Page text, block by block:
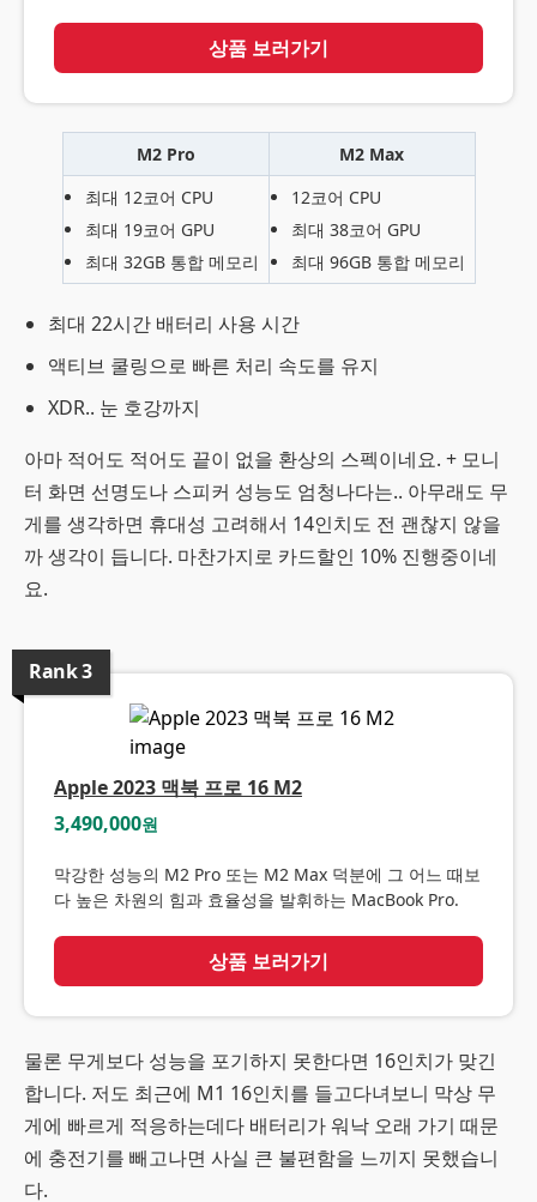
상품 보러가기
M2 Pro
M2 Max
최대 12코어 CPU
최대 19코어 GPU
최대 32GB 통합 메모리
12코어 CPU
최대 38코어 GPU
최대 96GB 통합 메모리
최대 22시간 배터리 사용 시간
액티브 쿨링으로 빠른 처리 속도를 유지
XDR.. 눈 호강까지
아마 적어도 적어도 끝이 없을 환상의 스펙이네요. + 모니
터 화면 선명도나 스피커 성능도 엄청나다는.. 아무래도 무
게를 생각하면 휴대성 고려해서 14인치도 전 괜찮지 않을
까 생각이 듭니다. 마찬가지로 카드할인 10% 진행중이네
요.
Rank3
Apple 2023 맥북 프로 16 M2
3,490,000원
막강한 성능의 M2 Pro 또는 M2 Max 덕분에 그 어느 때보
다 높은 차원의 힘과 효율성을 발휘하는 MacBook Pro.
상품 보러가기
물론 무게보다 성능을 포기하지 못한다면 16인치가 맞긴
합니다. 저도 최근에 M1 16인치를 들고다녀보니 막상 무
게에 빠르게 적응하는데다 배터리가 워낙 오래 가기 때문
에 충전기를 빼고나면 사실 큰 불편함을 느끼지 못했습니
다.